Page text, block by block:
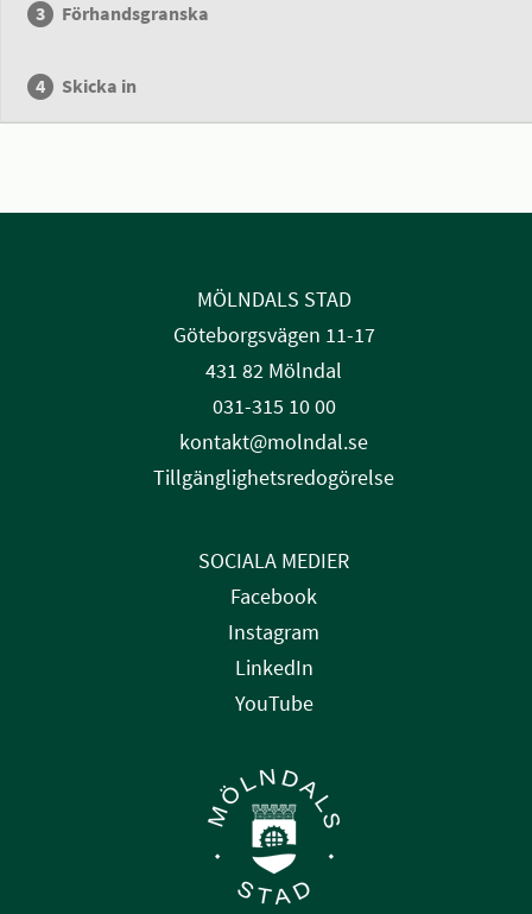
Förhandsgranska
Skicka in
MÖLNDALS STAD
Göteborgsvägen 11-17
431 82 Mölndal
031-315 10 00
kontakt@molndal.se
Tillgänglighetsredogörelse
SOCIALA MEDIER
Facebook
Instagram
LinkedIn
YouTube